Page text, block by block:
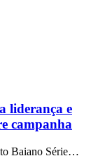
liderança e
campanha
Baiano Série…